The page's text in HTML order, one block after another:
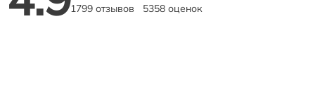
1799 отзывов 5358 оценок